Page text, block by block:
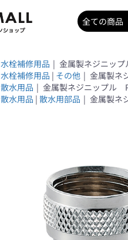
水栓補修用品 | 金属製ネジニッ
水栓補修用品 | その他 | 金属製ネ
散水用品 | 金属製ネジニップル
散水用品 | 散水用部品 | 金属製ネ